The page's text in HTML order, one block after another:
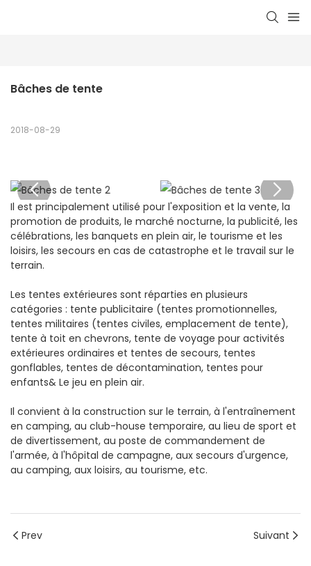
Bâches de tente
2018-08-29
Il est principalement utilisé pour l'exposition et la vente, la
promotion de produits, le marché nocturne, la publicité, les
célébrations, les banquets en plein air, le tourisme et les
loisirs, les secours en cas de catastrophe et le travail sur le
terrain.
Les tentes extérieures sont réparties en plusieurs
catégories : tente publicitaire (tentes promotionnelles,
tentes militaires (tentes civiles, emplacement de tente),
tente à toit en chevrons, tente de voyage pour activités
extérieures ordinaires et tentes de secours, tentes
gonflables, tentes de décontamination, tentes pour
enfants& Le jeu en plein air.
Il convient à la construction sur le terrain, à l'entraînement
en camping, au club-house temporaire, au lieu de sport et
de divertissement, au poste de commandement de
l'armée, à l'hôpital de campagne, aux secours d'urgence,
au camping, aux loisirs, au tourisme, etc.
Prev Suivant